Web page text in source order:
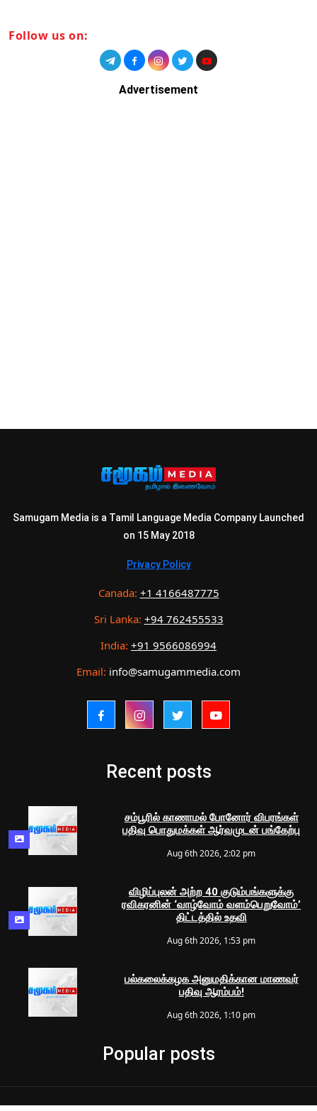
Follow us on:
Advertisement
Samugam Media is a Tamil Language Media Company Launched
on 15 May 2018
Privacy Policy
Canada: +1 4166487775
Sri Lanka: +94 762455533
India: +91 9566086994
Email: info@samugammedia.com
Recent posts
சம்பூரில் காணாமல் போனோர் விபரங்கள்
பதிவு பொதுமக்கள் ஆர்வமுடன் பங்கேற்பு
Aug 6th 2026, 2:02 pm
விழிப்புலன் அற்ற 40 குடும்பங்களுக்கு
ரவிகரனின் ‘வாழ்வோம் வளம்பெறுவோம்’
திட்டத்தில் உதவி
Aug 6th 2026, 1:53 pm
பல்கலைக்கழக அனுமதிக்கான மாணவர்
பதிவு ஆரம்பம்!
Aug 6th 2026, 1:10 pm
Popular posts